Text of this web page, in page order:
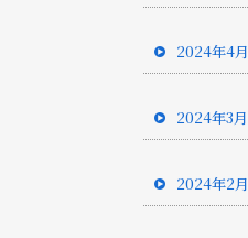
2024年4月
2024年3月
2024年2月